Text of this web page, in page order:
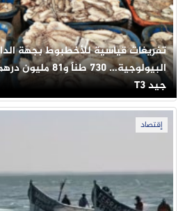
تفريغات قياسية للأخطبوط بجهة
البيولوجية… 730
جيد T3
إقتصاد